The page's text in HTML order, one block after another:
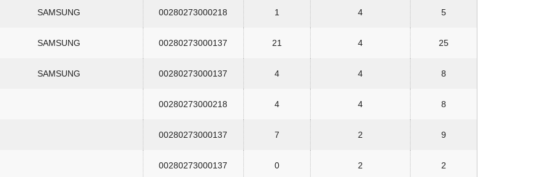
SAMSUNG 00280273000218 1 4 5
SAMSUNG 00280273000137 21 4 25
SAMSUNG 00280273000137 4 4 8
00280273000218 4 4 8
00280273000137 7 2 9
00280273000137 0 2 2